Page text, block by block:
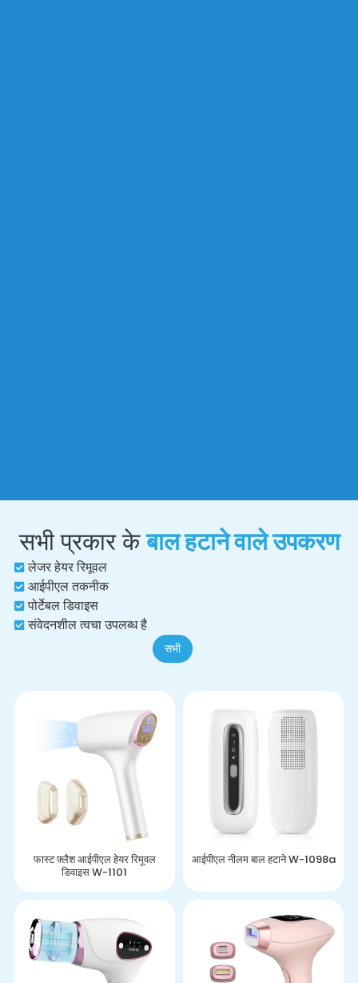
सभी प्रकार केबाल हटाने वाले उपकरण
लेजर हेयर रिमूवल
आईपीएल तकनीक
पोर्टेबल डिवाइस
संवेदनशील त्वचा उपलब्ध है
सभी
फास्ट फ़्लैश आईपीएल हेयर रिमूवल
डिवाइस W-1101
आईपीएल नीलम बाल हटाने W-1098a